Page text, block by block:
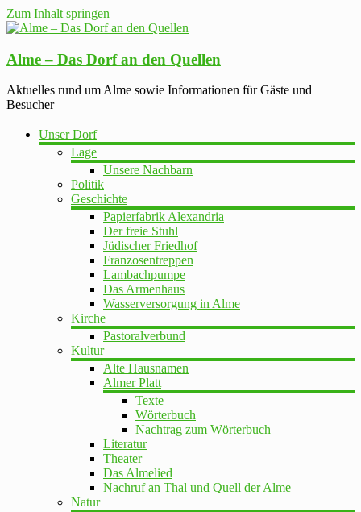
Zum Inhalt springen
Alme – Das Dorf an den Quellen
Aktuelles rund um Alme sowie Informationen für Gäste und
Besucher
Unser Dorf
Lage
Unsere Nachbarn
Politik
Geschichte
Papierfabrik Alexandria
Der freie Stuhl
Jüdischer Friedhof
Franzosentreppen
Lambachpumpe
Das Armenhaus
Wasserversorgung in Alme
Kirche
Pastoralverbund
Kultur
Alte Hausnamen
Almer Platt
Texte
Wörterbuch
Nachtrag zum Wörterbuch
Literatur
Theater
Das Almelied
Nachruf an Thal und Quell der Alme
Natur